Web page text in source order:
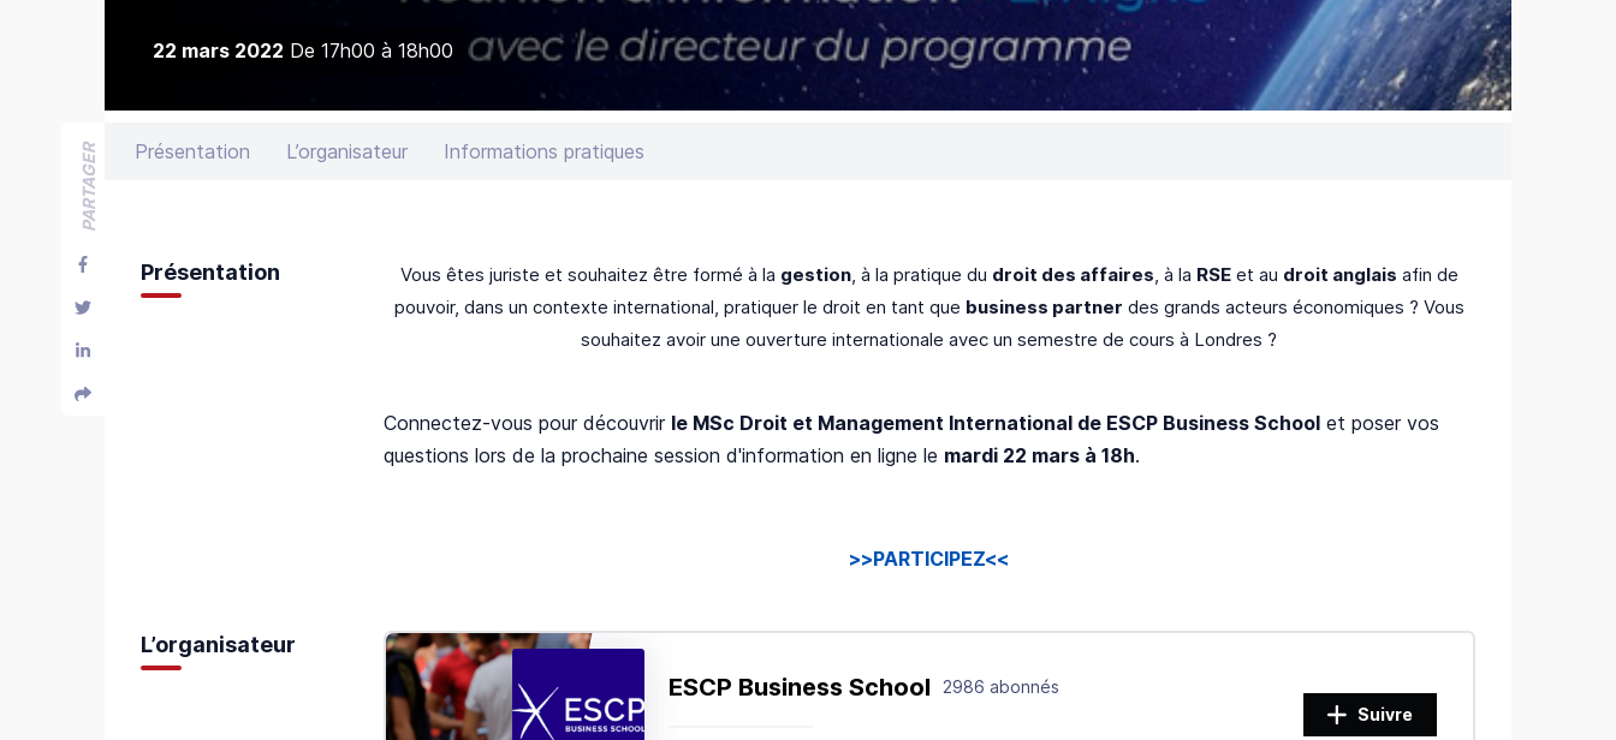
PARTAGER
22 mars 2022 De 17h00 à 18h00
Présentation L’organisateur Informations pratiques
Présentation Vous êtes juriste et souhaitez être formé à la gestion, à la pratique du droit des affaires, à la RSEet au droit anglais afin de
pouvoir, dans un contexte international, pratiquer le droit en tant que business partner des grands acteurs économiques ? Vous
souhaitez avoir une ouverture internationale avec un semestre de cours à Londres ?
Connectez-vous pour découvrir le MSc Droit et Management International de ESCP Business Schoolet poser vos
questions lors de la prochaine session d'information en ligne le mardi 22 mars à 18h.
>>PARTICIPEZ<<
L’organisateur
ESCP Business School 2986 abonnés
Suivre